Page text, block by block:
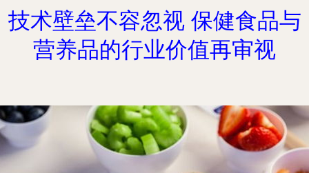
技术壁垒不容忽视 保健食品与
营养品的行业价值再审视